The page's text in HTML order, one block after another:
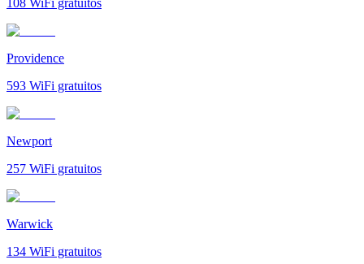
Providence
593 WiFi gratuitos
Newport
257 WiFi gratuitos
Warwick
134 WiFi gratuitos